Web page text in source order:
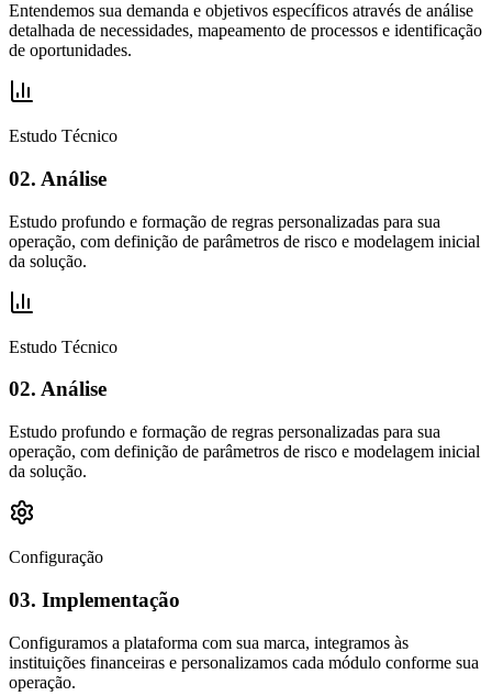
Entendemos sua demanda e objetivos específicos através de análise
detalhada de necessidades, mapeamento de processos e identificação
de oportunidades.
Estudo Técnico
02. Análise
Estudo profundo e formação de regras personalizadas para sua
operação, com definição de parâmetros de risco e modelagem inicial
da solução.
Estudo Técnico
02. Análise
Estudo profundo e formação de regras personalizadas para sua
operação, com definição de parâmetros de risco e modelagem inicial
da solução.
Configuração
03. Implementação
Configuramos a plataforma com sua marca, integramos às
instituições financeiras e personalizamos cada módulo conforme sua
operação.